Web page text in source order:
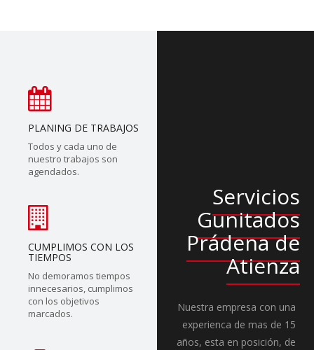
PLANING DE TRABAJOS
Todos y cada uno de
nuestro trabajos son
agendados.
CUMPLIMOS CON LOS
TIEMPOS
No demoramos tiempos
innecesarios, cumplimos
con los objetivos
marcados.
Servicios
Gunitados
Prádena de
Atienza
Nuestra empresa con una
experienca de mas de 15
años, esta en posición, de